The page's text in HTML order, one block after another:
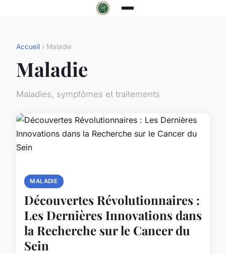
Accueil › Maladie
Maladie
Maladies, symptômes et traitements
MALADIE
Découvertes Révolutionnaires :
Les Dernières Innovations dans
la Recherche sur le Cancer du
Sein